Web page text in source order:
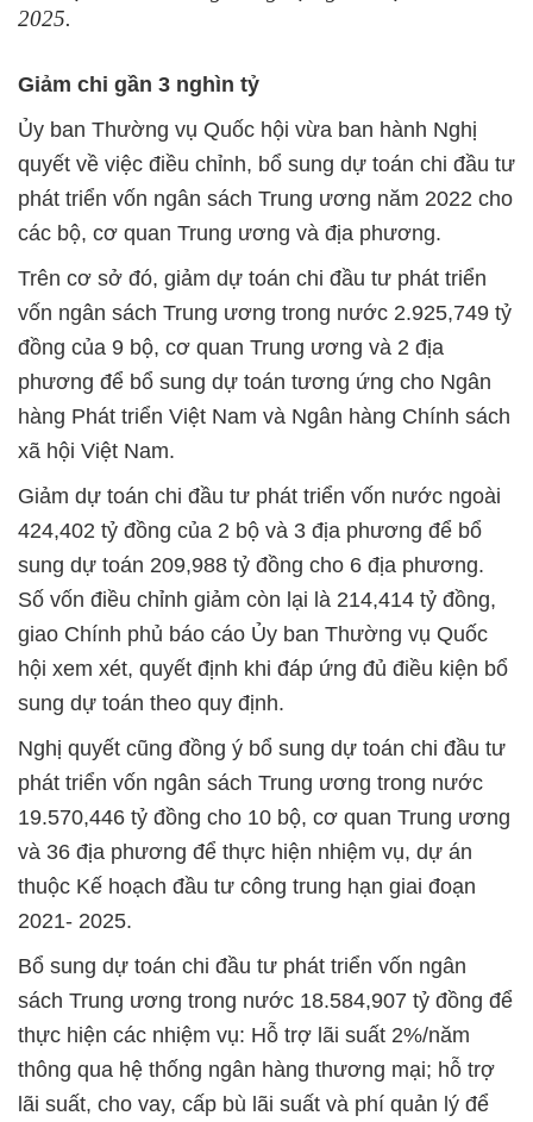
2025.
Giảm chi gần 3 nghìn tỷ
Ủy ban Thường vụ Quốc hội vừa ban hành Nghị
quyết về việc điều chỉnh, bổ sung dự toán chi đầu tư
phát triển vốn ngân sách Trung ương năm 2022 cho
các bộ, cơ quan Trung ương và địa phương.
Trên cơ sở đó, giảm dự toán chi đầu tư phát triển
vốn ngân sách Trung ương trong nước 2.925,749 tỷ
đồng của 9 bộ, cơ quan Trung ương và 2 địa
phương để bổ sung dự toán tương ứng cho Ngân
hàng Phát triển Việt Nam và Ngân hàng Chính sách
xã hội Việt Nam.
Giảm dự toán chi đầu tư phát triển vốn nước ngoài
424,402 tỷ đồng của 2 bộ và 3 địa phương để bổ
sung dự toán 209,988 tỷ đồng cho 6 địa phương.
Số vốn điều chỉnh giảm còn lại là 214,414 tỷ đồng,
giao Chính phủ báo cáo Ủy ban Thường vụ Quốc
hội xem xét, quyết định khi đáp ứng đủ điều kiện bổ
sung dự toán theo quy định.
Nghị quyết cũng đồng ý bổ sung dự toán chi đầu tư
phát triển vốn ngân sách Trung ương trong nước
19.570,446 tỷ đồng cho 10 bộ, cơ quan Trung ương
và 36 địa phương để thực hiện nhiệm vụ, dự án
thuộc Kế hoạch đầu tư công trung hạn giai đoạn
2021- 2025.
Bổ sung dự toán chi đầu tư phát triển vốn ngân
sách Trung ương trong nước 18.584,907 tỷ đồng để
thực hiện các nhiệm vụ: Hỗ trợ lãi suất 2%/năm
thông qua hệ thống ngân hàng thương mại; hỗ trợ
lãi suất, cho vay, cấp bù lãi suất và phí quản lý để